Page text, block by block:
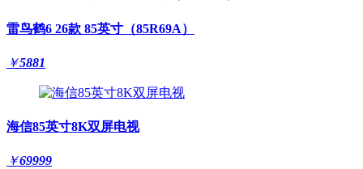
雷鸟鹤6 26款 85英寸（85R69A）
￥5881
海信85英寸8K双屏电视
￥69999